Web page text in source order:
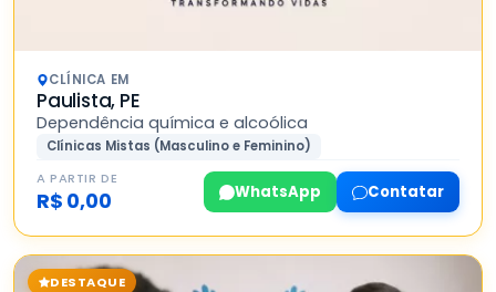
CLÍNICA EM
Paulista, PE
Dependência química e alcoólica
Clínicas Mistas (Masculino e Feminino)
A PARTIR DE
R$ 0,00 WhatsApp Contatar
DESTAQUE